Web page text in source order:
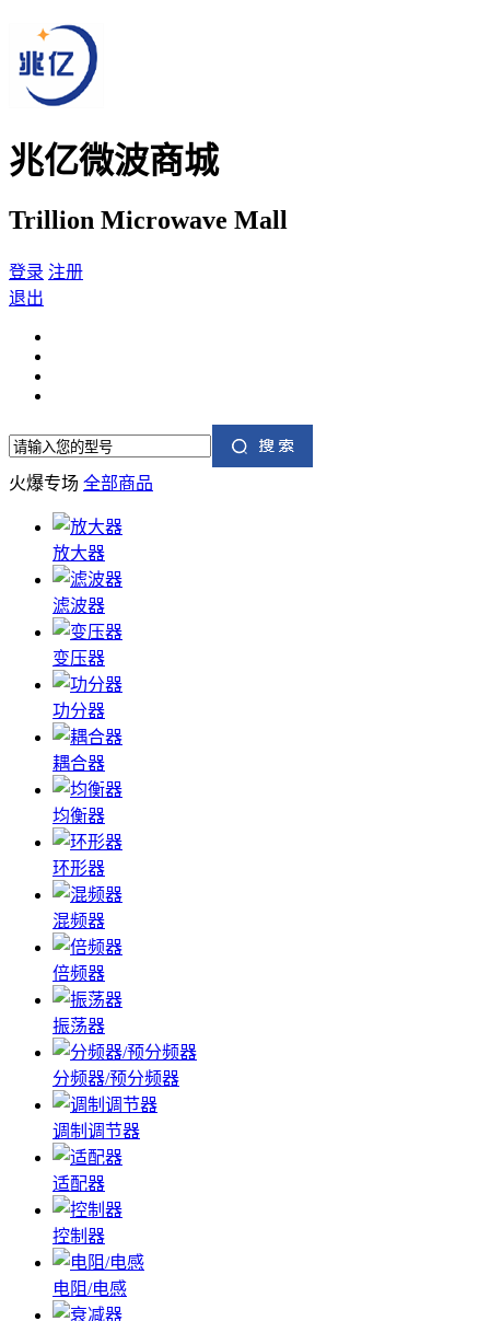
兆亿微波商城
Trillion Microwave Mall
登录 注册
退出
火爆专场 全部商品
放大器
滤波器
变压器
功分器
耦合器
均衡器
环形器
混频器
倍频器
振荡器
分频器/预分频器
调制调节器
适配器
控制器
电阻/电感